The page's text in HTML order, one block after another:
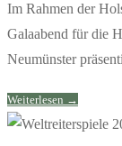
Im Rahmen der
Galaabend für die
Neumünster
Weiterlesen →